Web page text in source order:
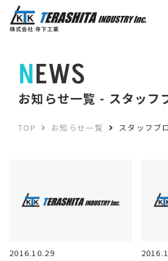
NEWS
お知らせ一覧 - スタッフ
TOP お知らせ一覧 スタッフブ
2016.10.29